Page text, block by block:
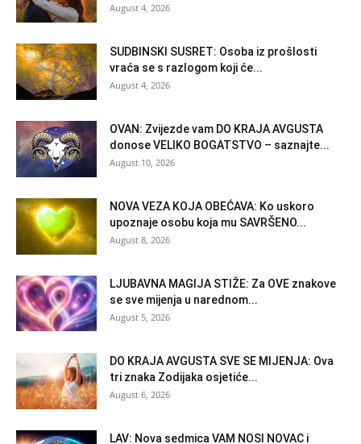
August 4, 2026
SUDBINSKI SUSRET: Osoba iz prošlosti
vraća se s razlogom koji će...
August 4, 2026
OVAN: Zvijezde vam DO KRAJA AVGUSTA
donose VELIKO BOGATSTVO – saznajte...
August 10, 2026
NOVA VEZA KOJA OBEĆAVA: Ko uskoro
upoznaje osobu koja mu SAVRŠENO...
August 8, 2026
LJUBAVNA MAGIJA STIŽE: Za OVE znakove
se sve mijenja u narednom...
August 5, 2026
DO KRAJA AVGUSTA SVE SE MIJENJA: Ova
tri znaka Zodijaka osjetiće...
August 6, 2026
LAV: Nova sedmica VAM NOSI NOVAC i